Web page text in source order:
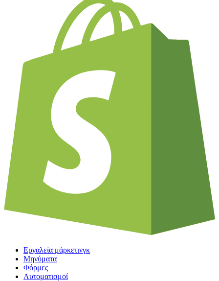
Εργαλεία μάρκετινγκ
Μηνύματα
Φόρμες
Αυτοματισμοί